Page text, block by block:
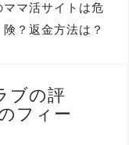
ママ活サイトは危
険？返金方法は？
ブの評
フィー